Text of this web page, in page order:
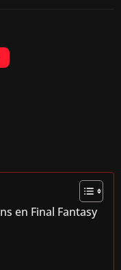
en Final Fantasy